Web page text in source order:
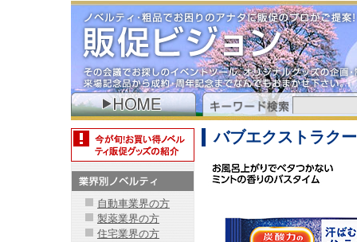
バブエクストラク
自動車業界の方
製薬業界の方
住宅業界の方